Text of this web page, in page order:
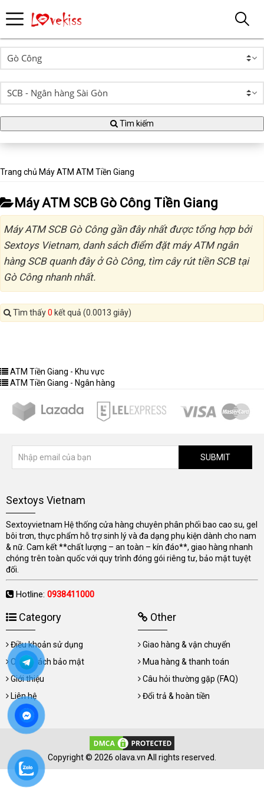
Tìm kiếm
Trang chủ Máy ATM ATM Tiền Giang
Máy ATM SCB Gò Công Tiền Giang
Máy ATM SCB Gò Công gần đây nhất được tổng hợp bởi
Sextoys Vietnam, danh sách điểm đặt máy ATM ngân
hàng SCB quanh đây ở Gò Công, tìm cây rút tiền SCB tại
Gò Công nhanh nhất.
Tìm thấy0 kết quả (0.0013 giây)
ATM Tiền Giang - Khu vực
ATM Tiền Giang - Ngân hàng
SUBMIT
Sextoys Vietnam
Sextoyvietnam Hệ thống cửa hàng chuyên phân phối bao cao su, gel
bôi trơn, thực phẩm hỗ trợ sinh lý và đa dạng phụ kiện dành cho nam
& nữ. Cam kết **chất lượng – an toàn – kín đáo**, giao hàng nhanh
chóng trên toàn quốc với quy trình đóng gói riêng tư, bảo mật tuyệt
đối.
Hotline: 0938411000
Category
Điều khoản sử dụng
Chính sách bảo mật
Giới thiệu
Liên hệ
Other
Giao hàng & vận chuyển
Mua hàng & thanh toán
Câu hỏi thường gặp (FAQ)
Đổi trả & hoàn tiền
Copyright © 2026 olava.vn All rights reserved.